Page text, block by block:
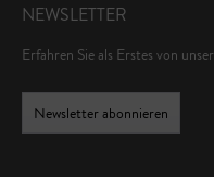
NEWSLETTER
Erfahren Sie als Erstes von
Newsletter abonnieren